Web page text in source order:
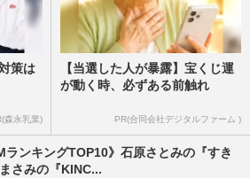
策は
森永乳業)
【当選した人が暴露】宝くじ運
が動く時、必ずある前触れ
PR(合同会社デジタルファーム )
ランキングTOP10》石原さとみの『すき
さみの『KINC...